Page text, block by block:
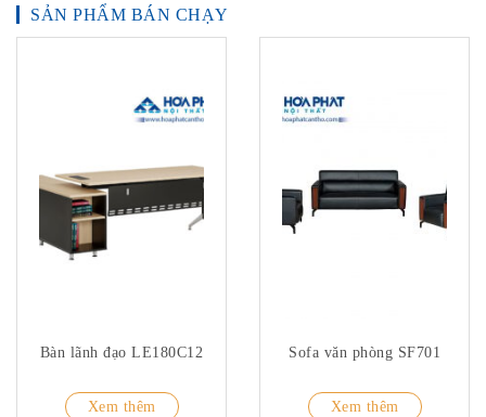
TỦ
TÀI
SẢN PHẨM BÁN CHẠY
Bàn lãnh đạo LE180C12
Xem thêm
Sofa văn phòng SF701
Xem thêm